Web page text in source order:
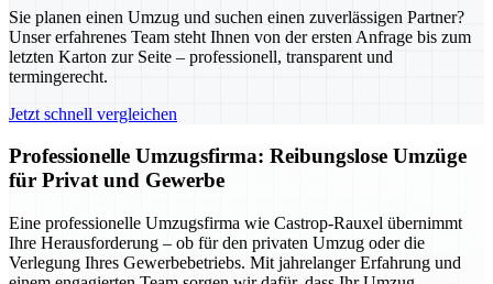
Sie planen einen Umzug und suchen einen zuverlässigen Partner?
Unser erfahrenes Team steht Ihnen von der ersten Anfrage bis zum
letzten Karton zur Seite – professionell, transparent und
termingerecht.
Jetzt schnell vergleichen
Professionelle Umzugsfirma: Reibungslose Umzüge
für Privat und Gewerbe
Eine professionelle Umzugsfirma wie Castrop-Rauxel übernimmt
Ihre Herausforderung – ob für den privaten Umzug oder die
Verlegung Ihres Gewerbebetriebs. Mit jahrelanger Erfahrung und